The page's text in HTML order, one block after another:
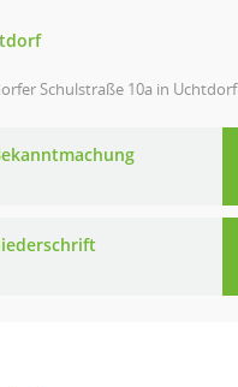
Schulstraße 10a in Uchtdorf